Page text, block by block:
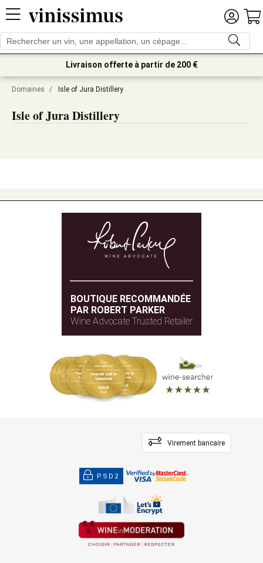
Livraison offerte à partir de 200 €
Domaines / Isle of Jura Distillery
Isle of Jura Distillery
BOUTIQUE RECOMMANDÉE
PAR ROBERT PARKER
Wine Advocate Trusted Retailer
Virement bancaire
PSD2